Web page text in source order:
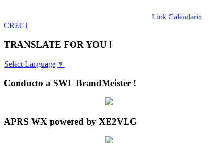
Link Calendario
CRECJ
TRANSLATE FOR YOU !
Select Language ▼
Conducto a SWL BrandMeister !
APRS WX powered by XE2VLG